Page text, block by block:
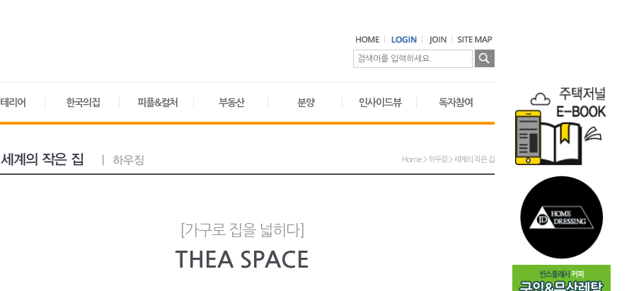
리어 한국의집 피플&컬처 부동산 분양 인사이드뷰 독자참여
·Home > 하우징 > 세계의 작은 집
[가구로 집을 넓히다]
THEA SPACE